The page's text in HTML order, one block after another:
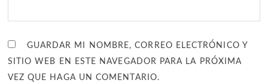
GUARDAR MI NOMBRE, CORREO ELECTRÓNICO Y
SITIO WEB EN ESTE NAVEGADOR PARA LA PRÓXIMA
VEZ QUE HAGA UN COMENTARIO.